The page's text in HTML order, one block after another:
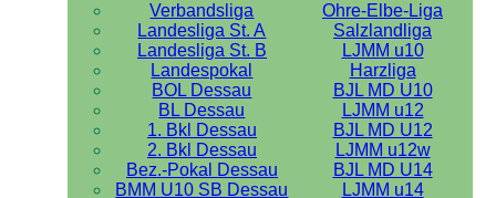
Verbandsliga
Ohre-Elbe-Liga
Landesliga St. A
Salzlandliga
Landesliga St. B
LJMM u10
Landespokal
Harzliga
BOL Dessau
BJL MD U10
BL Dessau
LJMM u12
1. Bkl Dessau
BJL MD U12
2. Bkl Dessau
LJMM u12w
Bez.-Pokal Dessau
BJL MD U14
BMM U10 SB Dessau
LJMM u14